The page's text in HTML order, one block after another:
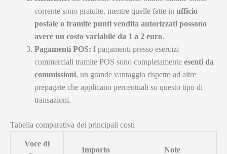
corrente sono gratuite, mentre quelle fatte in ufficio
postale o tramite punti vendita autorizzati possono
avere un costo variabile da 1 a 2 euro.
Pagamenti POS: I pagamenti presso esercizi
commerciali tramite POS sono completamente esenti da
commissioni, un grande vantaggio rispetto ad altre
prepagate che applicano percentuali su questo tipo di
transazioni.
Tabella comparativa dei principali costi
Voce di
Importo Note